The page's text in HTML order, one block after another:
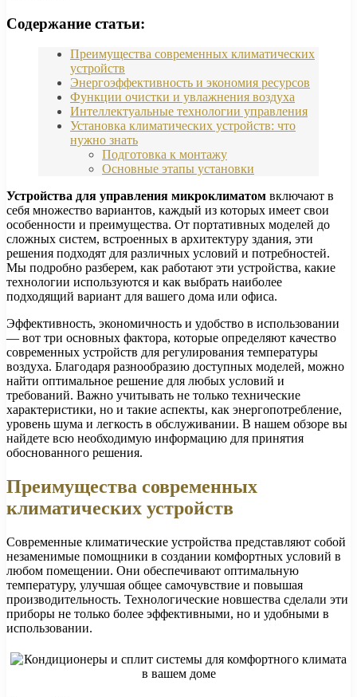
Содержание статьи:
Преимущества современных климатических
устройств
Энергоэффективность и экономия ресурсов
Функции очистки и увлажнения воздуха
Интеллектуальные технологии управления
Установка климатических устройств: что
нужно знать
Подготовка к монтажу
Основные этапы установки
Устройства для управления микроклиматом включают в
себя множество вариантов, каждый из которых имеет свои
особенности и преимущества. От портативных моделей до
сложных систем, встроенных в архитектуру здания, эти
решения подходят для различных условий и потребностей.
Мы подробно разберем, как работают эти устройства, какие
технологии используются и как выбрать наиболее
подходящий вариант для вашего дома или офиса.
Эффективность, экономичность и удобство в использовании
— вот три основных фактора, которые определяют качество
современных устройств для регулирования температуры
воздуха. Благодаря разнообразию доступных моделей, можно
найти оптимальное решение для любых условий и
требований. Важно учитывать не только технические
характеристики, но и такие аспекты, как энергопотребление,
уровень шума и легкость в обслуживании. В нашем обзоре вы
найдете всю необходимую информацию для принятия
обоснованного решения.
Преимущества современных
климатических устройств
Современные климатические устройства представляют собой
незаменимые помощники в создании комфортных условий в
любом помещении. Они обеспечивают оптимальную
температуру, улучшая общее самочувствие и повышая
производительность. Технологические новшества сделали эти
приборы не только более эффективными, но и удобными в
использовании.